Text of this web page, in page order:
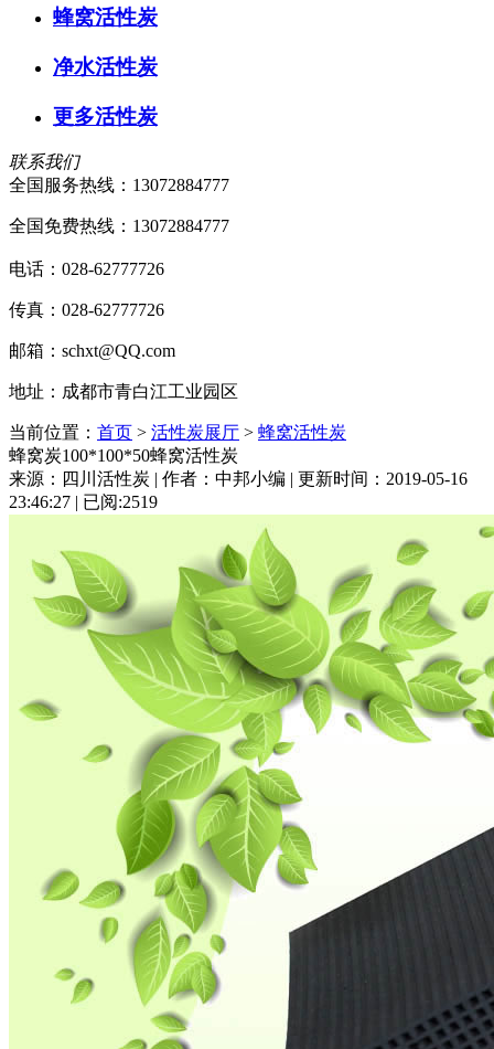
蜂窝活性炭
净水活性炭
更多活性炭
联系我们
全国服务热线： 13072884777
全国免费热线：13072884777
电话：028-62777726
传真：028-62777726
邮箱：schxt@QQ.com
地址：成都市青白江工业园区
当前位置： 首页 > 活性炭展厅 > 蜂窝活性炭
蜂窝炭100*100*50蜂窝活性炭
来源：四川活性炭 | 作者：中邦小编 | 更新时间：2019-05-16
23:46:27 | 已阅:2519